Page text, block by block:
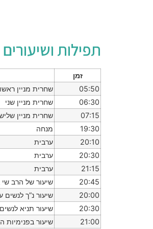
תפילות ושיעורים
זמן
05:50
שחרית מניין
06:30
שחרית מניין שני
07:15
שחרית מניין
19:30
מנחה
20:10
ערבית
20:30
ערבית
21:15
ערבית
20:45
שיעור של הרב
20:00
שיעור נ”ך לנשים
20:30
שיעור תניא
21:00
שיעור